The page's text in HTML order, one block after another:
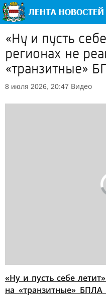
«Ну и пусть
регионах не
«транзитные»
8 июля 2026, 20:47 Видео
«Ну и пусть себе
на «транзитные» БПЛА